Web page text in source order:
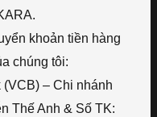
khoản tiền hàng
chúng tôi:
– Chi nhánh
Thế Anh & Số TK: